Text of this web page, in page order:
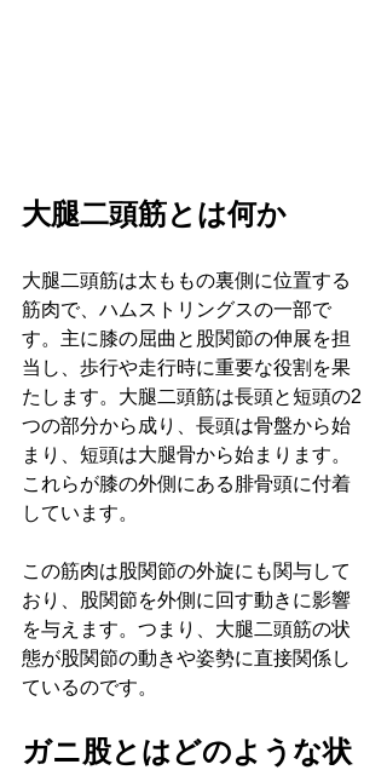
大腿二頭筋とは何か
大腿二頭筋は太ももの裏側に位置する
筋肉で、ハムストリングスの一部で
す。主に膝の屈曲と股関節の伸展を担
当し、歩行や走行時に重要な役割を果
たします。大腿二頭筋は長頭と短頭の2
つの部分から成り、長頭は骨盤から始
まり、短頭は大腿骨から始まります。
これらが膝の外側にある腓骨頭に付着
しています。
この筋肉は股関節の外旋にも関与して
おり、股関節を外側に回す動きに影響
を与えます。つまり、大腿二頭筋の状
態が股関節の動きや姿勢に直接関係し
ているのです。
ガニ股とはどのような状